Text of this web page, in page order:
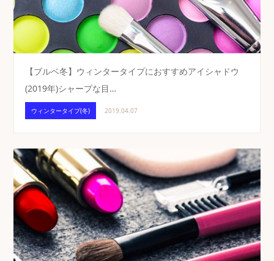
【ブルベ冬】ウィンタータイプにおすすめアイシャドウ
(2019年)シャープな目…
ウィンタータイプ(冬) 2019.04.07